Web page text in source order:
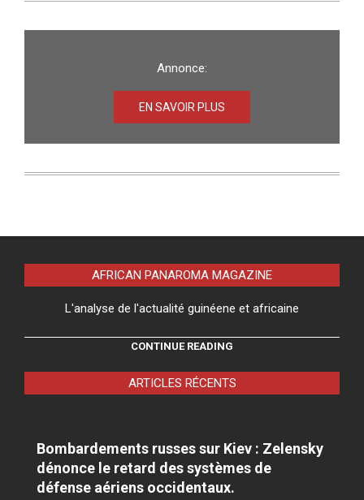
Annonce:
EN SAVOIR PLUS
AFRICAN PANAROMA MAGAZINE
L'analyse de l'actualité guinéene et africaine
CONTINUE READING
ARTICLES RÉCENTS
Bombardements russes sur Kiev : Zelensky
dénonce le retard des systèmes de
défense aériens occidentaux.